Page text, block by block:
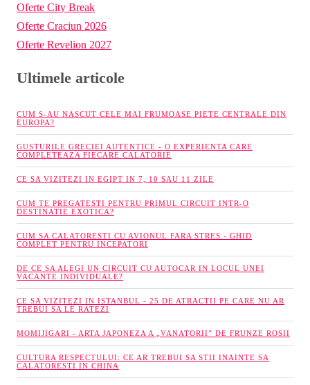
Oferte City Break
Oferte Craciun 2026
Oferte Revelion 2027
Ultimele articole
CUM S-AU NASCUT CELE MAI FRUMOASE PIETE CENTRALE DIN
EUROPA?
GUSTURILE GRECIEI AUTENTICE - O EXPERIENTA CARE
COMPLETEAZA FIECARE CALATORIE
CE SA VIZITEZI IN EGIPT IN 7, 10 SAU 11 ZILE
CUM TE PREGATESTI PENTRU PRIMUL CIRCUIT INTR-O
DESTINATIE EXOTICA?
CUM SA CALATORESTI CU AVIONUL FARA STRES - GHID
COMPLET PENTRU INCEPATORI
DE CE SA ALEGI UN CIRCUIT CU AUTOCAR IN LOCUL UNEI
VACANTE INDIVIDUALE?
CE SA VIZITEZI IN ISTANBUL - 25 DE ATRACTII PE CARE NU AR
TREBUI SA LE RATEZI
MOMIJIGARI - ARTA JAPONEZA A „VANATORII” DE FRUNZE ROSII
CULTURA RESPECTULUI: CE AR TREBUI SA STII INAINTE SA
CALATORESTI IN CHINA